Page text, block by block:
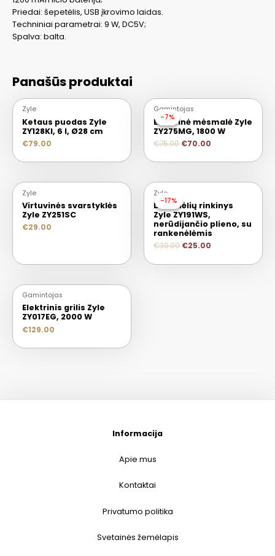
Priedai: šepetėlis, USB įkrovimo laidas.
Techniniai parametrai: 9 W, DC5V;
Spalva: balta.
Panašūs produktai
Zyle
Ketaus puodas Zyle
ZY128KI, 6 l, Ø28 cm
€79.00
-7%
-7%
Gamintojas
Elektrinė mėsmalė Zyle
ZY275MG, 1800 W
€75.00 €70.00
Zyle
Virtuvinės svarstyklės
Zyle ZY251SC
€29.00
-17%
-17%
Zyle
Dubenėlių rinkinys
Zyle ZY191WS,
nerūdijančio plieno, su
rankenėlėmis
€30.00 €25.00
Gamintojas
Elektrinis grilis Zyle
ZY017EG, 2000 W
€129.00
Informacija
Apie mus
Kontaktai
Privatumo politika
Svetainės žemėlapis